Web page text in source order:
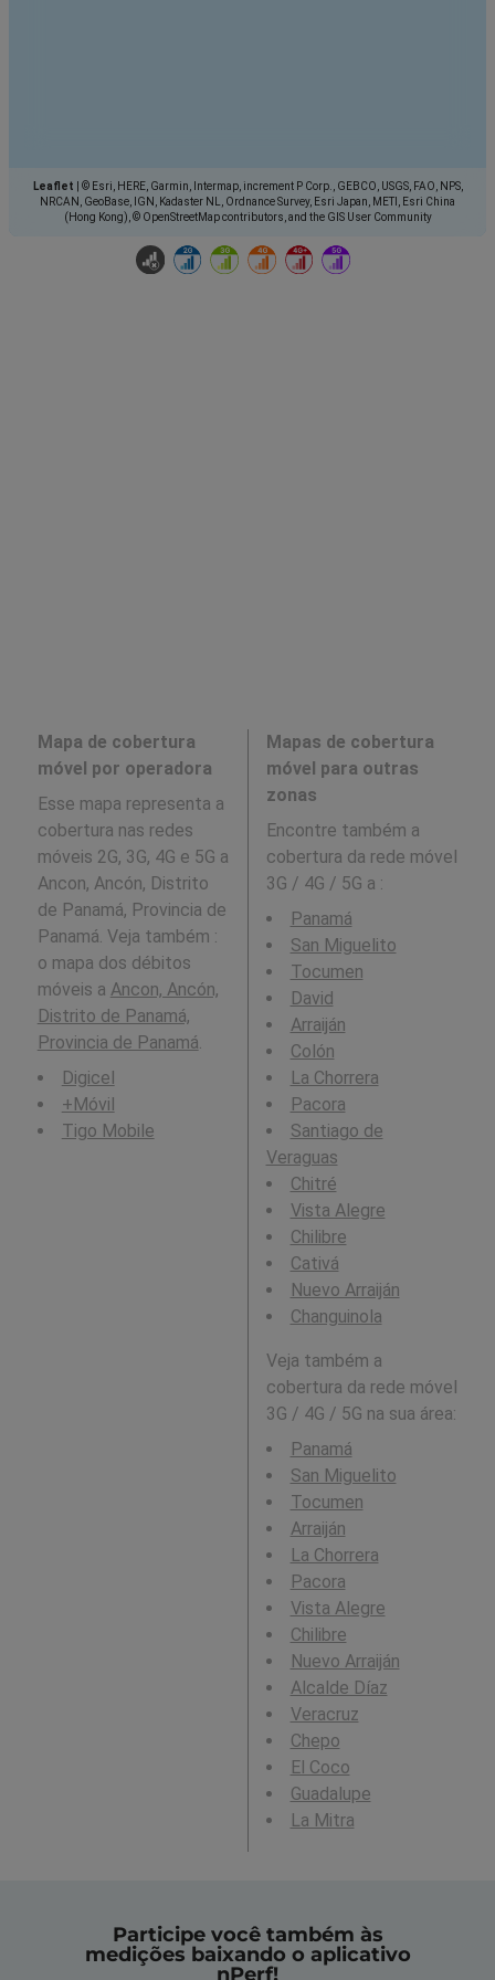
Leaflet
© Esri, HERE, Garmin, Intermap, increment P Corp., GEBCO, USGS, FAO, NPS,
NRCAN, GeoBase, IGN, Kadaster NL, Ordnance Survey, Esri Japan, METI, Esri China
(Hong Kong), © OpenStreetMap contributors, and the GIS User Community
Mapa de cobertura
móvel por operadora
Esse mapa representa a
cobertura nas redes
móveis 2G, 3G, 4G e 5G a
Ancon, Ancón, Distrito
de Panamá, Provincia de
Panamá. Veja também :
o mapa dos débitos
móveis a Ancon, Ancón,
Distrito de Panamá,
Provincia de Panamá.
Digicel
+Móvil
Tigo Mobile
Mapas de cobertura
móvel para outras
zonas
Encontre também a
cobertura da rede móvel
3G / 4G / 5G a :
Panamá
San Miguelito
Tocumen
David
Arraiján
Colón
La Chorrera
Pacora
Santiago de
Veraguas
Chitré
Vista Alegre
Chilibre
Cativá
Nuevo Arraiján
Changuinola
Veja também a
cobertura da rede móvel
3G / 4G / 5G na sua área:
Panamá
San Miguelito
Tocumen
Arraiján
La Chorrera
Pacora
Vista Alegre
Chilibre
Nuevo Arraiján
Alcalde Díaz
Veracruz
Chepo
El Coco
Guadalupe
La Mitra
Participe você também às
medições baixando o aplicativo
nPerf!